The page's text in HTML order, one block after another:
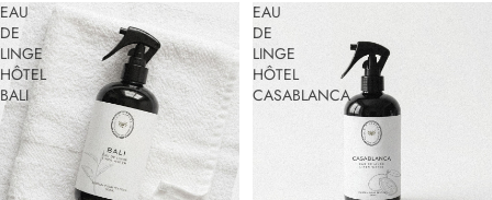
EAU
DE
LINGE
HÔTEL
BALI
EAU
DE
LINGE
HÔTEL
CASABLANCA